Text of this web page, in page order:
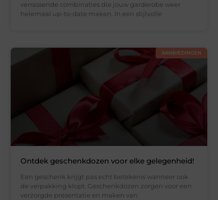
verrassende combinaties die jouw garderobe weer
helemaal up-to-date maken. In een stijlvolle
AANBIEDINGEN
Ontdek geschenkdozen voor elke gelegenheid!
Een geschenk krijgt pas echt betekenis wanneer ook
de verpakking klopt. Geschenkdozen zorgen voor een
verzorgde presentatie en maken van